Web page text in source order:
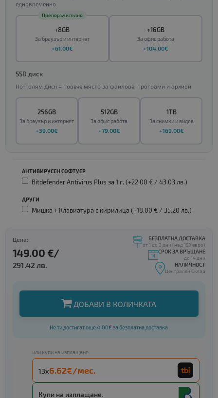
едновременно
+8GB
За браузър и интернет
+61.00€
Препоръчително
+16GB
За офис работа
+104.00€
SSD диск
По-голям диск = повече място за файлове, програми и архиви
256GB
За браузър и интернет
+39.00€
512GB
За офис работа
+79.00€
1TB
За снимки и видеа
+169.00€
АНТИВИРУСЕН СОФТУЕР
Bitdefender Antivirus Plus за 1 г. (+22.00 € / 43.03 лв.)
ДРУГИ
Мишка + Клавиатура с кирилица (+18.00 € / 35.20 лв.)
Цена:
149.00 €/
291.42 лв.
БЕЗПЛАТНА ДОСТАВКА
от 1 до 3 дни (над 153 евро)
СРОК ЗА ВРЪЩАНЕ
до 14 дни
НАЛИЧНОСТ
Централен Склад
ДОБАВИ В КОЛИЧКАТА
Не ти достигат още 4.00€ за безплатна доставка
или купи на изплащане:
13x6.62€/мес.
Купи на изплащане.